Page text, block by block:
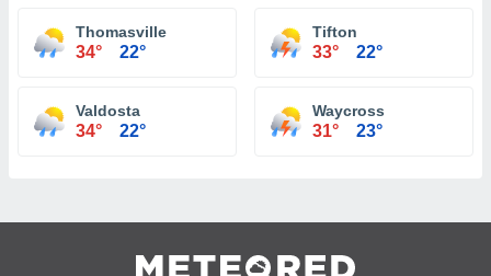
Thomasville
34° 22°
Tifton
33° 22°
Valdosta
34° 22°
Waycross
31° 23°